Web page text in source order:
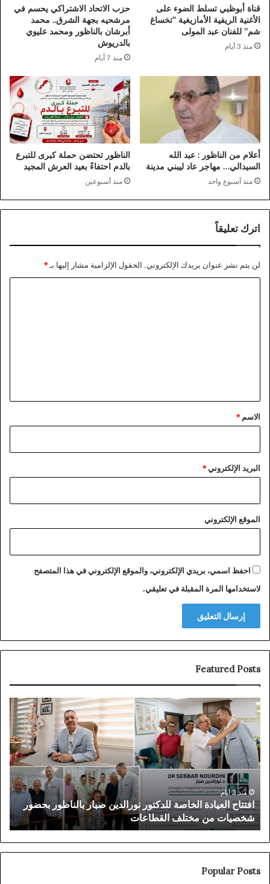
قناة أبوظبي تسلط الضوء على
الأغنية الريفية الأمازيغية “تخساغ
شم” للفنان عبد المولى
منذ 3 أيام
حزب الاتحاد الاشتراكي يحسم في
مرشحيه بجهة الشرق.. محمد
أبرشان بالناظور ومحمد عليوي
بالدريوش
منذ 7 أيام
أعلام من الناظور : عبد الله
السيدالي… مهاجر عاد ليبني مدينة
منذ أسبوع واحد
الناظور تحتضن حملة كبرى للتبرع
بالدم احتفاءً بعيد العرش المجيد
منذ أسبوعين
اترك تعليقاً
لن يتم نشر عنوان بريدك الإلكتروني. الحقول الإلزامية مشار إليها بـ*
*
الاسم *
البريد الإلكتروني*
الموقع الإلكتروني
احفظ اسمي، بريدي الإلكتروني، والموقع الإلكتروني في هذا المتصفح
لاستخدامها المرة المقبلة في تعليقي.
Featured Posts
افتتاح
العيادة
الخاصة
للدكتور
نورالدين
صبار
بالناظور
بحضور
شخصيات
من
مختلف
القطاعات
منذ 3 أيام
افتتاح العيادة الخاصة للدكتور نورالدين صبار بالناظور بحضور
شخصيات من مختلف القطاعات
في
بعد
من
Popular Posts